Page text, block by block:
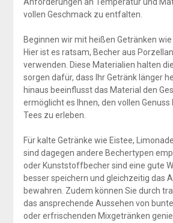
Anforderungen an Temperatur und
vollen Geschmack zu entfalten.
Beginnen wir mit heißen Getränken
Hier ist es ratsam, Becher aus
verwenden. Diese Materialien halten
sorgen dafür, dass Ihr Getränk länger
hinaus beeinflusst das Material den
ermöglicht es Ihnen, den vollen
Tees zu erleben.
Für kalte Getränke wie Eistee,
sind dagegen andere Bechertypen
oder Kunststoffbecher sind eine gute
besser speichern und gleichzeitig das
bewahren. Zudem können Sie durch
das ansprechende Aussehen von
oder erfrischenden Mixgetränken